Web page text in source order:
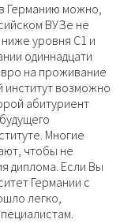
Германию можно,
ВУЗе не
уровня С1 и
одиннадцати
на проживание
институт возможно
абитуриент
Многие
чтобы не
диплома. Если Вы
Германии с
легко,